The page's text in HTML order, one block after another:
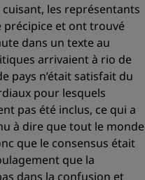
cuisant, les représentants
précipice et ont trouvé
dans un texte au
arrivaient à rio de
pays n’était satisfait du
pour lesquels
pas été inclus, ce qui a
à dire que tout le monde
que le consensus était
que la
dans la confusion et